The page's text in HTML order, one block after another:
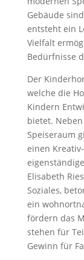
Gebäude
entsteht ein
Vielfalt
Bedürfnisse
Der
welche die
Kindern
bietet.
Speiseraum
einen
Elisabeth
Soziales,
ein
fördern das
stehen für
Gewinn für